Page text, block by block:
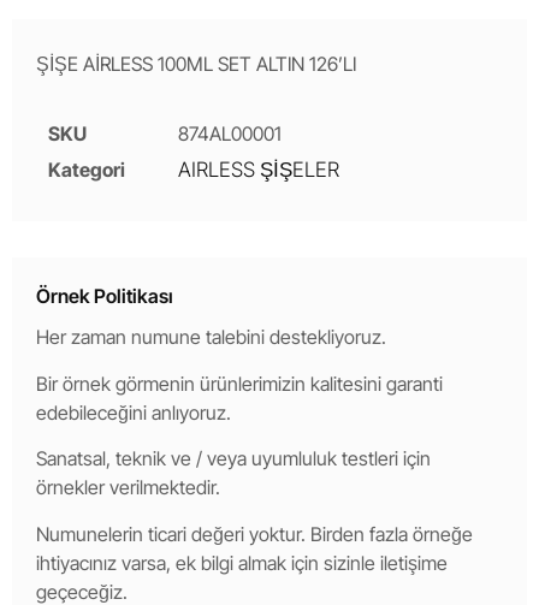
ŞİŞE AİRLESS 100ML SET ALTIN 126’LI
SKU
874AL00001
Kategori
AIRLESS ŞİŞELER
Örnek Politikası
Her zaman numune talebini destekliyoruz.
Bir örnek görmenin ürünlerimizin kalitesini garanti
edebileceğini anlıyoruz.
Sanatsal, teknik ve / veya uyumluluk testleri için
örnekler verilmektedir.
Numunelerin ticari değeri yoktur. Birden fazla örneğe
ihtiyacınız varsa, ek bilgi almak için sizinle iletişime
geçeceğiz.